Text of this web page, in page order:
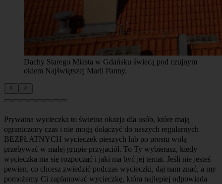
Dachy Starego Miasta w Gdańsku świecą pod czujnym
okiem Najświętszej Marii Panny.
Prywatna wycieczka to świetna okazja dla osób, które mają
ograniczony czas i nie mogą dołączyć do naszych regularnych
BEZPŁATNYCH wycieczek pieszych lub po prostu wolą
przebywać w małej grupie przyjaciół. To Ty wybierasz, kiedy
wycieczka ma się rozpocząć i jaki ma być jej temat. Jeśli nie jesteś
pewien, co chcesz zwiedzić podczas wycieczki, daj nam znać, a my
pomożemy Ci zaplanować wycieczkę, która najlepiej odpowiada